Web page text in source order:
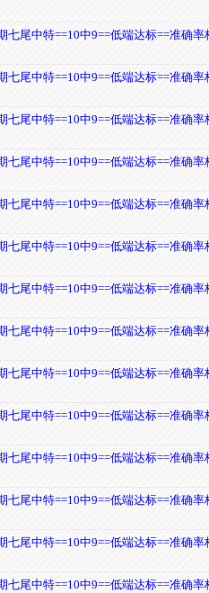
七尾中特==10中9==低端达标==准确
七尾中特==10中9==低端达标==准确
七尾中特==10中9==低端达标==准确
七尾中特==10中9==低端达标==准确
七尾中特==10中9==低端达标==准确
七尾中特==10中9==低端达标==准确
七尾中特==10中9==低端达标==准确
七尾中特==10中9==低端达标==准确
七尾中特==10中9==低端达标==准确
七尾中特==10中9==低端达标==准确
七尾中特==10中9==低端达标==准确
七尾中特==10中9==低端达标==准确
七尾中特==10中9==低端达标==准确
七尾中特==10中9==低端达标==准确